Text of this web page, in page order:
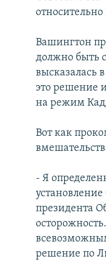
Вашингтон
должно быть
высказалась
это решение
на режим
Вот как
- Я
президента
решение по